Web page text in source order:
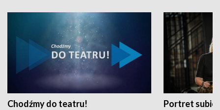
Chodźmy do teatru! Portret